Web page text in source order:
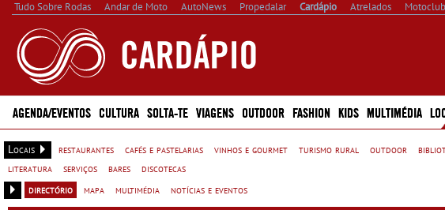
Tudo Sobre Rodas Andar de Moto AutoNews Propedalar Cardápio Atrelados
AGENDA/EVENTOS CULTURA SOLTA-TE VIAGENS OUTDOOR FASHION KIDS MULTIMÉDIA
Locais restaurantes cafés e pastelarias vinhos e gourmet turismo rural outdoor
literatura
serviços bares
discotecas
directório
mapa multimédia notícias e eventos